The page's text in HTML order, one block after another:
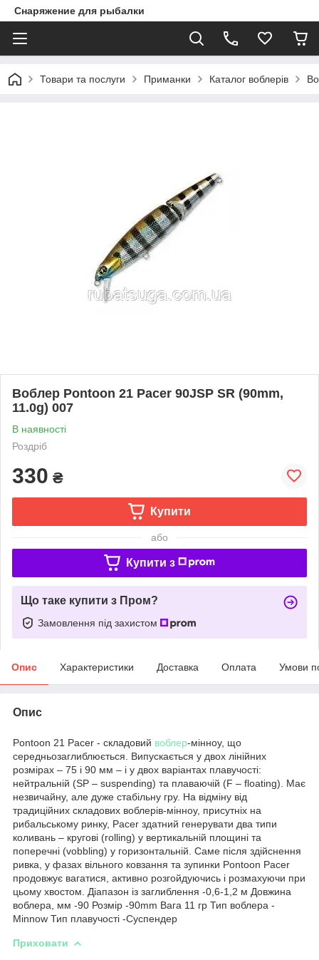
Снаряжение для рыбалки
Товари та послуги Приманки Каталог воблерів
Воблер Pontoon 21 Pacer 90JSP SR (90mm,
11.0g) 007
В наявності
Роздріб
330 ₴
Купити
або
Купити з
Що таке купити з Пром?
Замовлення під захистом
Опис Характеристики Доставка Оплата Умови
Опис
Pontoon 21 Pacer - складовий воблер-мінноу, що
середньозаглиблюється. Випускається у двох лінійних
розмірах – 75 і 90 мм – і у двох варіантах плавучості:
нейтральній (SP – suspending) та плаваючій (F – floating). Має
незвичайну, але дуже стабільну гру. На відміну від
традиційних складових воблерів-мінноу, присутніх на
рибальському ринку, Pacer здатний генерувати два типи
коливань – кругові (rolling) у вертикальній площині та
поперечні (vobbling) у горизонтальній. Саме після здійснення
ривка, у фазах вільного ковзання та зупинки Pontoon Pacer
продовжує вагатися, активно розгойдуючись і розмахуючи при
цьому хвостом. Діапазон із заглиблення -0,6-1,2 м Довжина
воблера, мм -90 Розмір -90mm Вага 11 гр Тип воблера -
Minnow Тип плавучості -Суспендер
Приховати